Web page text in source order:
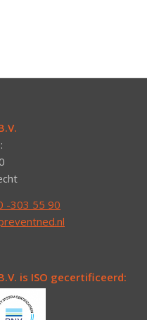
-303 55 90
is ISO gecertificeerd: